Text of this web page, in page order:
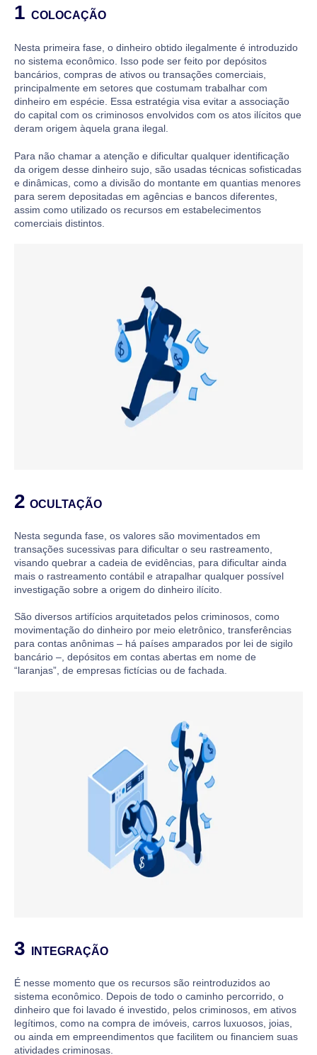
1 COLOCAÇÃO
Nesta primeira fase, o dinheiro obtido ilegalmente é introduzido
no sistema econômico. Isso pode ser feito por depósitos
bancários, compras de ativos ou transações comerciais,
principalmente em setores que costumam trabalhar com
dinheiro em espécie. Essa estratégia visa evitar a associação
do capital com os criminosos envolvidos com os atos ilícitos que
deram origem àquela grana ilegal.
Para não chamar a atenção e dificultar qualquer identificação
da origem desse dinheiro sujo, são usadas técnicas sofisticadas
e dinâmicas, como a divisão do montante em quantias menores
para serem depositadas em agências e bancos diferentes,
assim como utilizado os recursos em estabelecimentos
comerciais distintos.
2 OCULTAÇÃO
Nesta segunda fase, os valores são movimentados em
transações sucessivas para dificultar o seu rastreamento,
visando quebrar a cadeia de evidências, para dificultar ainda
mais o rastreamento contábil e atrapalhar qualquer possível
investigação sobre a origem do dinheiro ilícito.
São diversos artifícios arquitetados pelos criminosos, como
movimentação do dinheiro por meio eletrônico, transferências
para contas anônimas – há países amparados por lei de sigilo
bancário –, depósitos em contas abertas em nome de
“laranjas”, de empresas fictícias ou de fachada.
3 INTEGRAÇÃO
É nesse momento que os recursos são reintroduzidos ao
sistema econômico. Depois de todo o caminho percorrido, o
dinheiro que foi lavado é investido, pelos criminosos, em ativos
legítimos, como na compra de imóveis, carros luxuosos, joias,
ou ainda em empreendimentos que facilitem ou financiem suas
atividades criminosas.